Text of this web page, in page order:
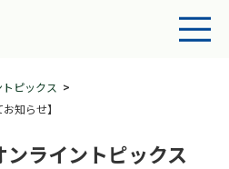
ピックス
知らせ】
ンライントピックス